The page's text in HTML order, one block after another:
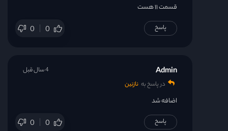
قسمت ۱۱ هست
0 0 پاسخ
Admin
در پاسخ به نازنین
اضافه شد
0 0
4 سال قبل
پاسخ